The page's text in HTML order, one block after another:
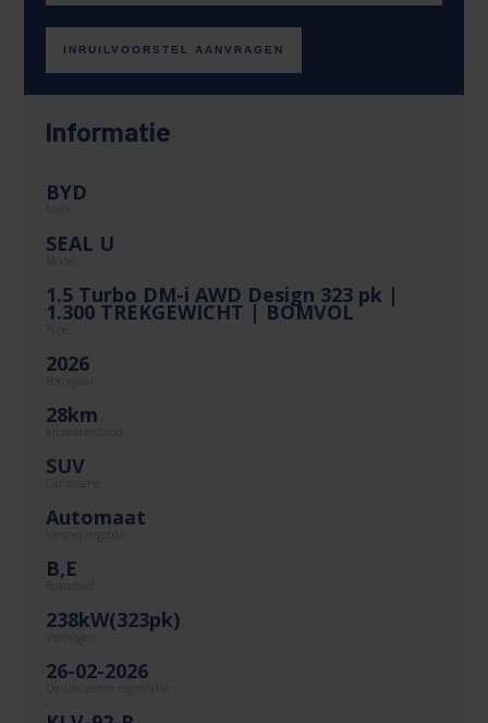
INRUILVOORSTEL AANVRAGEN
Informatie
BYD
SEAL U
1.5 Turbo DM-i AWD Design 323 pk |
1.300 TREKGEWICHT | BOMVOL
2026
28km
SUV
Automaat
Versnellingsbak
B,E
238kW(323pk)
Vermogen
26-02-2026
Datum eerste registratie